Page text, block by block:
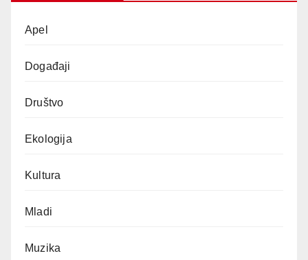
Apel
Događaji
Društvo
Ekologija
Kultura
Mladi
Muzika